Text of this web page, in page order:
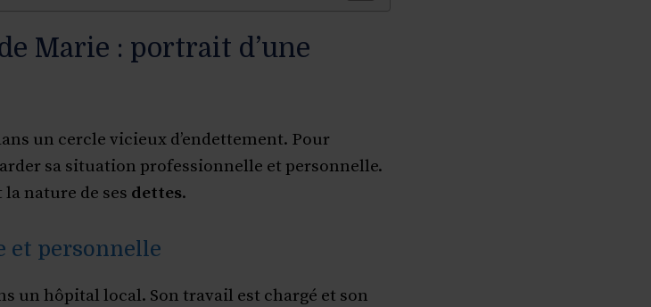
Marie : portrait d’une
un cercle vicieux d’endettement. Pour
sa situation professionnelle et personnelle.
nature de ses dettes.
et personnelle
un hôpital local. Son travail est chargé et son